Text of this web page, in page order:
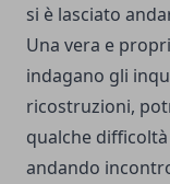
si è lasciato
Una vera e
indagano gli
ricostruzioni,
qualche
andando